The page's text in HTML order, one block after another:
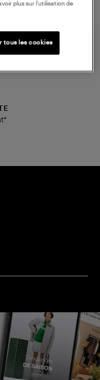
plus sur l’utilisation de
tous les cookies